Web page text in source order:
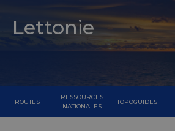
Lettonie
ROUTES
RESSOURCES
NATIONALES
TOPOGUIDES